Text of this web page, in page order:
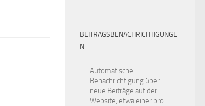
BEITRAGSBENACHRICHTIGUNGE
N
Automatische
Benachrichtigung über
neue Beiträge auf der
Website, etwa einer pro